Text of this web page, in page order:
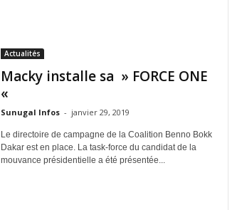
Actualités
Macky installe sa » FORCE ONE
«
Sunugal Infos - janvier 29, 2019
Le directoire de campagne de la Coalition Benno Bokk
Dakar est en place. La task-force du candidat de la
mouvance présidentielle a été présentée...